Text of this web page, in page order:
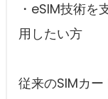
・eSIM技術を
用したい方
従来のSIMカ